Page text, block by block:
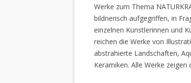
Werke zum Thema
bildnerisch aufgegriffen, in
einzelnen Künstlerinnen und
reichen die Werke von
abstrahierte Landschaften,
Keramiken. Alle Werke